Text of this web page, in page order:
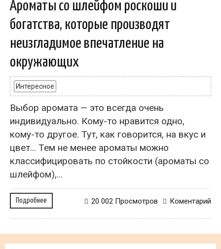
Ароматы со шлейфом роскоши и
богатства, которые производят
неизгладимое впечатление на
окружающих
Интересное
Выбор аромата — это всегда очень
индивидуально. Кому-то нравится одно,
кому-то другое. Тут, как говорится, на вкус и
цвет... Тем не менее ароматы можно
классифицировать по стойкости (ароматы со
шлейфом),...
Подробнее Коментарий
20 002 Просмотров